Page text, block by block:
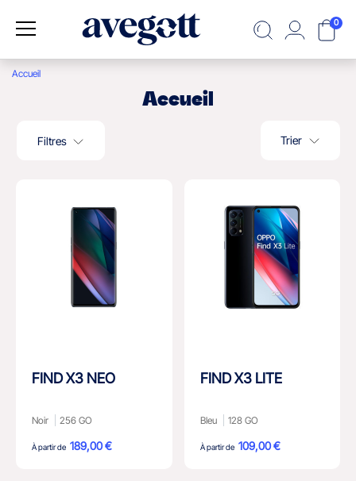
Accueil
Accueil
Filtres Trier
FIND X3 NEO
Noir 256 GO
À partir de 189,00 €
FIND X3 LITE
Bleu 128 GO
À partir de 109,00 €
0